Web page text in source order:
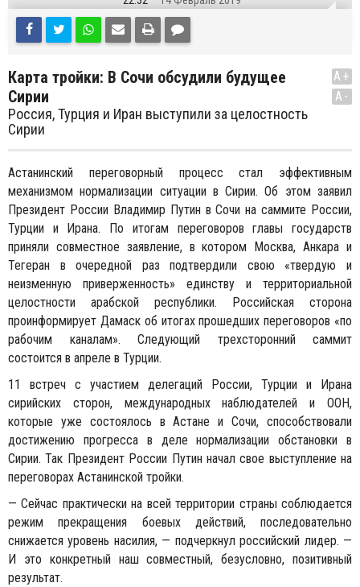
Карта тройки: В Сочи обсудили будущее
Сирии
Россия, Турция и Иран выступили за целостность
Сирии
A+
A-
Астанинский переговорный процесс стал эффективным
механизмом нормализации ситуации в Сирии. Об этом заявил
Президент России Владимир Путин в Сочи на саммите России,
Турции и Ирана. По итогам переговоров главы государств
приняли совместное заявление, в котором Москва, Анкара и
Тегеран в очередной раз подтвердили свою «твердую и
неизменную приверженность» единству и территориальной
целостности арабской республики. Российская сторона
проинформирует Дамаск об итогах прошедших переговоров «по
рабочим каналам». Следующий трехсторонний саммит
состоится в апреле в Турции.
11 встреч с участием делегаций России, Турции и Ирана
сирийских сторон, международных наблюдателей и ООН,
которые уже состоялось в Астане и Сочи, способствовали
достижению прогресса в деле нормализации обстановки в
Сирии. Так Президент России Путин начал свое выступление на
переговорах Астанинской тройки.
— Сейчас практически на всей территории страны соблюдается
режим прекращения боевых действий, последовательно
снижается уровень насилия, — подчеркнул российский лидер. —
И это конкретный наш совместный, безусловно, позитивный
результат.